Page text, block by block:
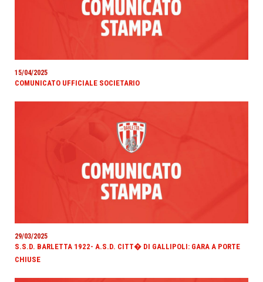
15/04/2025
COMUNICATO UFFICIALE SOCIETARIO
29/03/2025
S.S.D. BARLETTA 1922- A.S.D. CITT� DI GALLIPOLI: GARA A PORTE
CHIUSE